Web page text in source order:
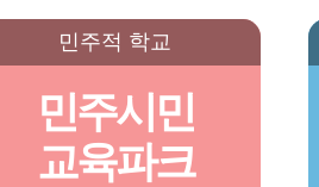
민주적 학교
민주시민
교육파크